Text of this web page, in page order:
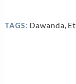
TAGS: Dawanda,